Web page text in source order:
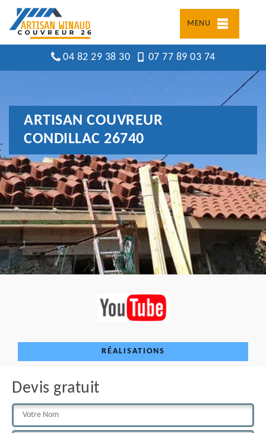
MENU
04 82 29 38 30 07 77 89 03 74
ARTISAN COUVREUR
CONDILLAC 26740
RÉALISATIONS
Devis gratuit